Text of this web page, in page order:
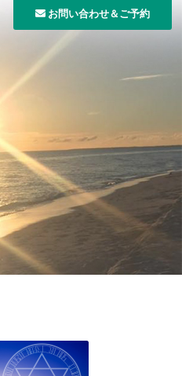
お問い合わせ＆ご予約